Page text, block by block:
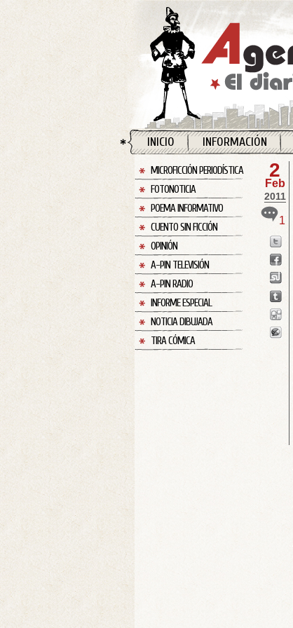
INICIO INFORMACIÓN
MICROFICCIÓN PERIODÍSTICA
FOTONOTICIA
POEMA INFORMATIVO
CUENTO SIN FICCIÓN
OPINIÓN
A-PIN TELEVISIÓN
A-PIN RADIO
INFORME ESPECIAL
NOTICIA DIBUJADA
TIRA CÓMICA
2
Feb
2011
1